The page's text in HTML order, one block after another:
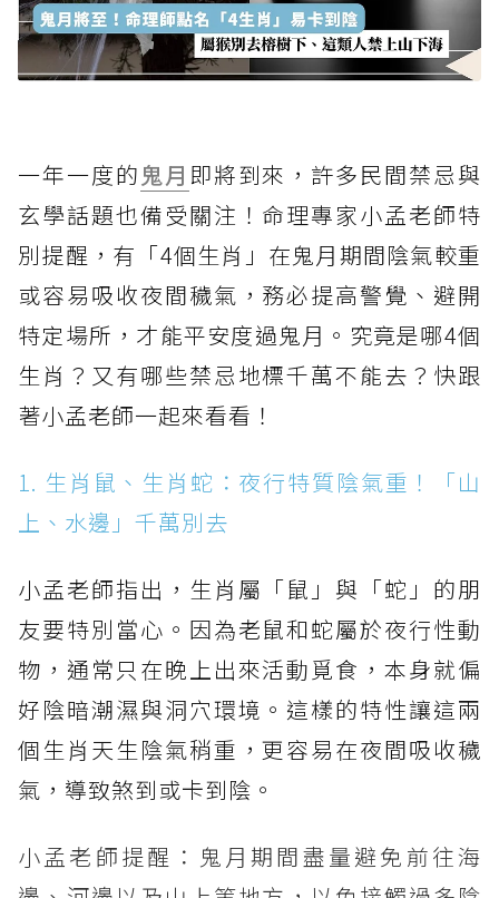
一年一度的鬼月 即將到來，許多民間禁忌與
玄學話題也備受關注！命理專家小孟老師特
別提醒，有「4個生肖」在鬼月期間陰氣較重
或容易吸收夜間穢氣，務必提高警覺、避開
特定場所，才能平安度過鬼月。究竟是哪4個
生肖？又有哪些禁忌地標千萬不能去？快跟
著小孟老師一起來看看！
1. 生肖鼠、生肖蛇：夜行特質陰氣重！「山
上、水邊」千萬別去
小孟老師指出，生肖屬「鼠」與「蛇」的朋
友要特別當心。因為老鼠和蛇屬於夜行性動
物，通常只在晚上出來活動覓食，本身就偏
好陰暗潮濕與洞穴環境。這樣的特性讓這兩
個生肖天生陰氣稍重，更容易在夜間吸收穢
氣，導致煞到或卡到陰。
小孟老師提醒：鬼月期間盡量避免前往海